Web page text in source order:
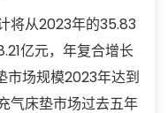
将从2023年的35.83
亿元，年复合增长
市场规模2023年达到
气床垫市场过去五年